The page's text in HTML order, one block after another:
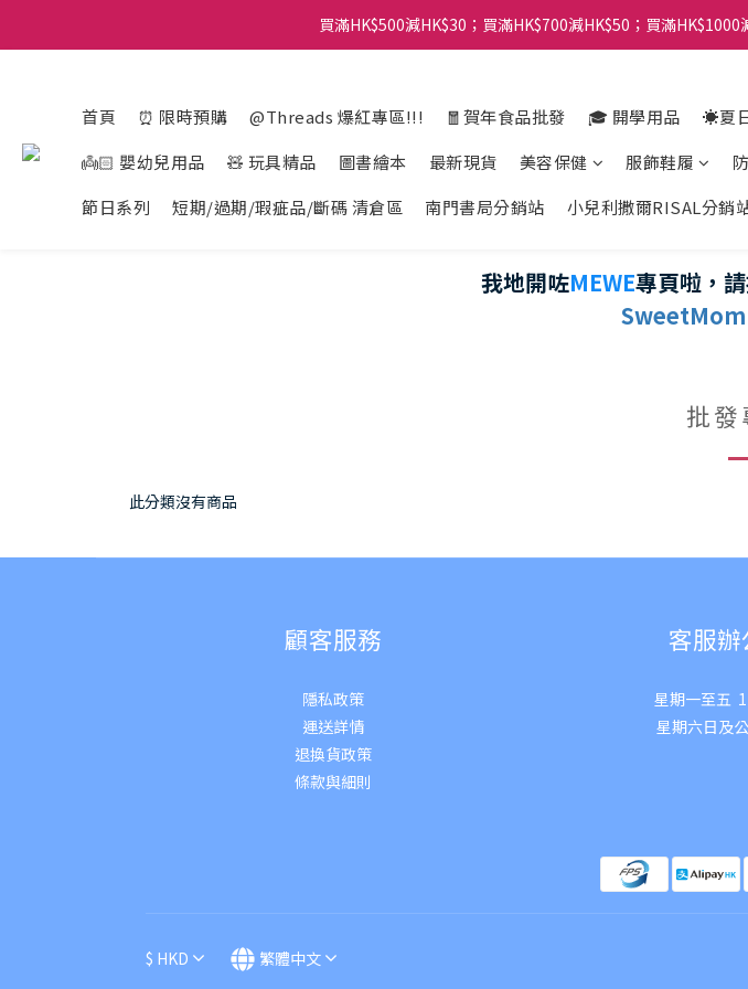
買滿HK$500減HK$30；買滿HK$700減HK$50；買滿
首頁 ⏰ 限時預購 @Threads 爆紅專區!!! 🧧賀年食品批發 🎓 開學用品 ☀️夏
👼🏻 嬰幼兒用品
🧸 玩具精品 圖書繪本 最新現貨 美容保健 服飾鞋履
節日系列
短期/過期/瑕疵品/斷碼 清倉區 南門書局分銷站 小兒利撒爾RISAL分銷
我地開咗MEWE專頁啦，
SweetMom
批發
此分類沒有商品
顧客服務
隱私政策
運送詳情
退換貨政策
條款與細則
客服
星期一至五
星期六日及
$ HKD 繁體中文